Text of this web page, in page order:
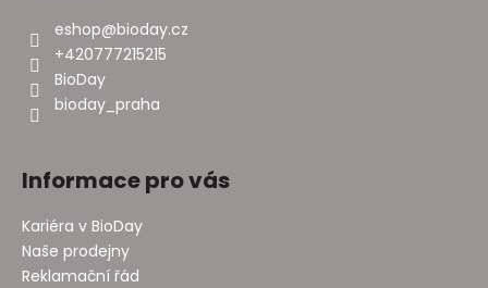
eshop@bioday.cz
+420777215215
BioDay
bioday_praha
Informace pro vás
Kariéra v BioDay
Naše prodejny
Reklamační řád